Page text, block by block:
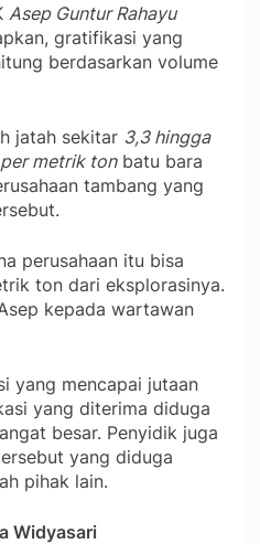
Asep Guntur Rahayu
gratifikasi yang
berdasarkan volume
jatah sekitar 3,3 hingga
metrik tonbatu bara
tambang yang
perusahaan itu bisa
ton dari eksplorasinya.
kepada wartawan
yang mencapai jutaan
yang diterima diduga
besar. Penyidik juga
yang diduga
pihak lain.
Widyasari